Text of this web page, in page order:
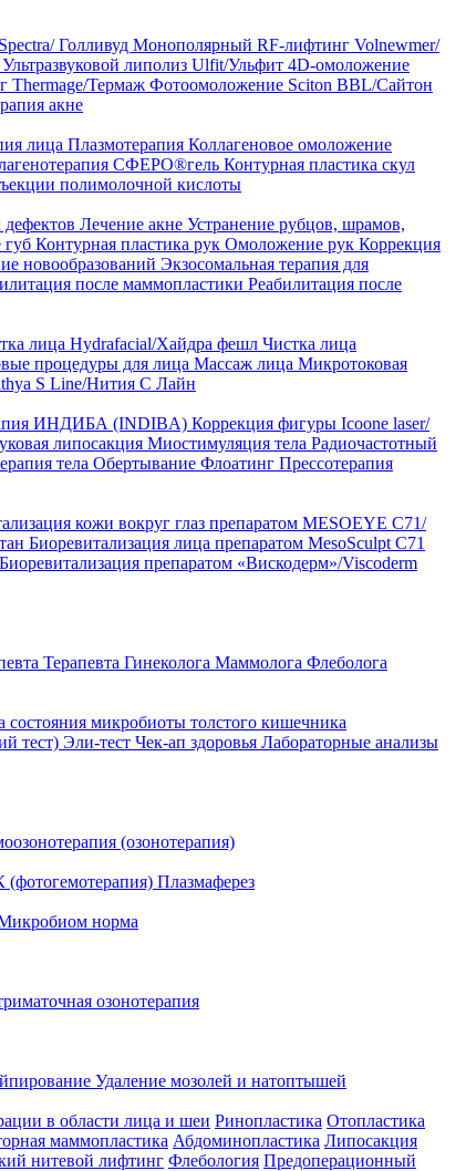
Голливуд Монополярный RF-лифтинг Volnewmer/
Ультразвуковой липолиз Ulfit/Ульфит 4D-омоложение
Thermage/Термаж Фотоомоложение Sciton BBL/Сайтон
акне
лица Плазмотерапия Коллагеновое омоложение
СФЕРО®гель Контурная пластика скул
полимолочной кислоты
Лечение акне Устранение рубцов, шрамов,
губ Контурная пластика рук Омоложение рук Коррекция
новообразований Экзосомальная терапия для
после маммопластики Реабилитация после
лица Hydrafacial/Хайдра фешл Чистка лица
процедуры для лица Массаж лица Микротоковая
S Line/Нития С Лайн
ИНДИБА (INDIBA) Коррекция фигуры Icoone laser/
липосакция Миостимуляция тела Радиочастотный
тела Обертывание Флоатинг Прессотерапия
кожи вокруг глаз препаратом MESOEYE C71/
Биоревитализация лица препаратом MesoSculpt C71
Биоревитализация препаратом «Вискодерм»/Viscoderm
Терапевта Гинеколога Маммолога Флеболога
состояния микробиоты толстого кишечника
тест) Эли-тест Чек-ап здоровья Лабораторные анализы
(озонотерапия)
Плазмаферез
норма
озонотерапия
Удаление мозолей и натоптышей
в области лица и шеи Ринопластика Отопластика
маммопластика Абдоминопластика Липосакция
нитевой лифтинг Флебология Предоперационный